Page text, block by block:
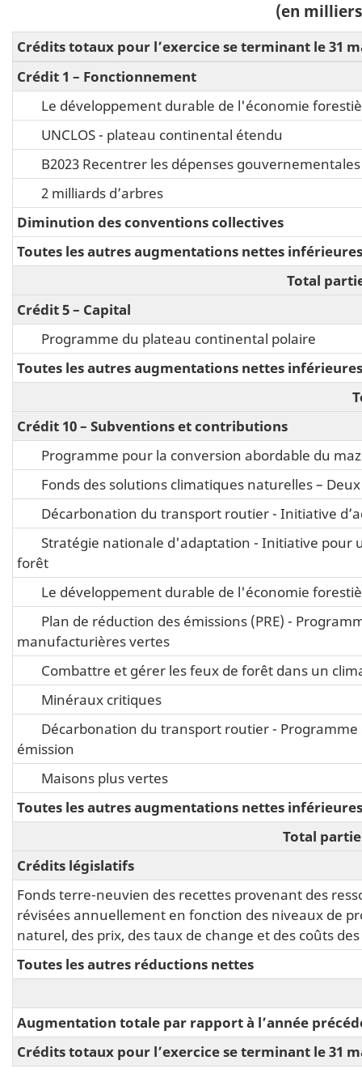
(en
Crédits totaux pour l’exercice se terminant le 31
Crédit 1 – Fonctionnement
Le développement durable de l'économie
UNCLOS - plateau continental étendu
B2023 Recentrer les dépenses gouvernementales
2 milliards d’arbres
Diminution des conventions collectives
Toutes les autres augmentations nettes
Total
Crédit 5 – Capital
Programme du plateau continental polaire
Toutes les autres augmentations nettes
Crédit 10 – Subventions et contributions
Programme pour la conversion abordable du
Fonds des solutions climatiques naturelles –
Décarbonation du transport routier - Initiative
Stratégie nationale d'adaptation - Initiative pour
forêt
Le développement durable de l'économie
Plan de réduction des émissions (PRE) -
manufacturières vertes
Combattre et gérer les feux de forêt dans un
Minéraux critiques
Décarbonation du transport routier -
émission
Maisons plus vertes
Toutes les autres augmentations nettes
Total
Crédits législatifs
Fonds terre-neuvien des recettes provenant des
révisées annuellement en fonction des niveaux de
naturel, des prix, des taux de change et des coûts
Toutes les autres réductions nettes
Augmentation totale par rapport à l’année
Crédits totaux pour l’exercice se terminant le 31